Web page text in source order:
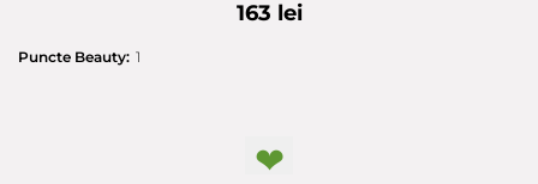
163 lei
Puncte Beauty: 1
❤